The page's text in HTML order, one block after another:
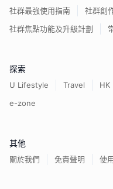
社群最強使用指南
社群創
社群焦點功能及升級計劃
探索
U Lifestyle Travel HK
e-zone
其他
關於我們 免責聲明 使